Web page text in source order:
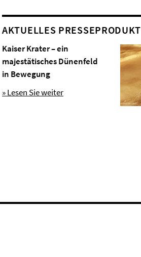
AKTUELLES PRESSEPRODUKT
Kaiser Krater – ein
majestätisches Dünenfeld
in Bewegung
» Lesen Sie weiter